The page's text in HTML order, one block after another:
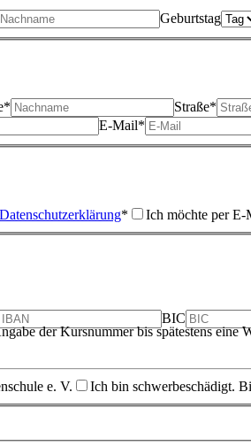
Geburtstag
Straße*
E‑Mail*
Datenschutzerklärung* Ich möchte per
BIC
der Kursnummer bis spätestens eine
e. V. Ich bin schwerbeschädigt.